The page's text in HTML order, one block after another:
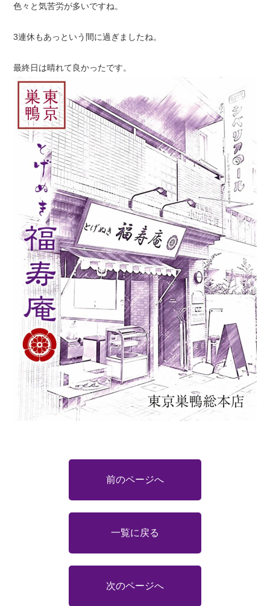
色々と気苦労が多いですね。
3連休もあっという間に過ぎましたね。
最終日は晴れて良かったです。
前のページへ
一覧に戻る
次のページへ